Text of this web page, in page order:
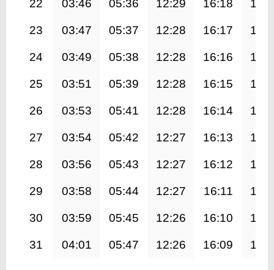
22 03:46 05:36 12:29 16:18
23 03:47 05:37 12:28 16:17
24 03:49 05:38 12:28 16:16
25 03:51 05:39 12:28 16:15
26 03:53 05:41 12:28 16:14
27 03:54 05:42 12:27 16:13
28 03:56 05:43 12:27 16:12
29 03:58 05:44 12:27 16:11
30 03:59 05:45 12:26 16:10
31 04:01 05:47 12:26 16:09